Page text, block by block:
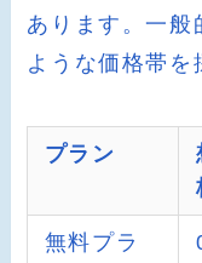
あります。一般
ような価格帯を
プラン
無料プラ